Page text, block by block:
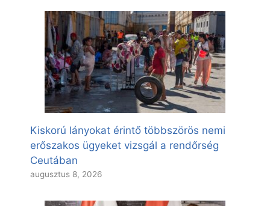
Kiskorú lányokat érintő többszörös nemi
erőszakos ügyeket vizsgál a rendőrség
Ceutában
augusztus 8, 2026